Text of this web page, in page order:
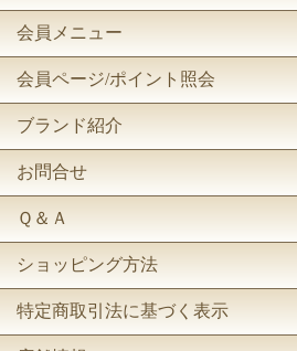
会員メニュー
会員ページ/ポイント照会
ブランド紹介
お問合せ
Ｑ＆Ａ
ショッピング方法
特定商取引法に基づく表示